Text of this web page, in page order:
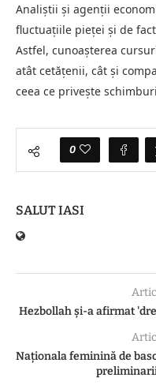
Analiștii și agenții
fluctuațiile pieței și de
Astfel, cunoașterea
atât cetățenii, cât și
ceea ce privește
0
SALUT IASI
Hezbollah și-a afirmat
Naționala feminină de